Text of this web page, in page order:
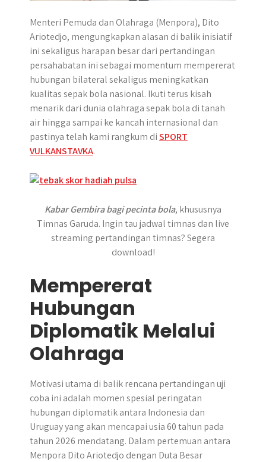
Menteri Pemuda dan Olahraga (Menpora), Dito
Ariotedjo, mengungkapkan alasan di balik inisiatif
ini sekaligus harapan besar dari pertandingan
persahabatan ini sebagai momentum mempererat
hubungan bilateral sekaligus meningkatkan
kualitas sepak bola nasional. Ikuti terus kisah
menarik dari dunia olahraga sepak bola di tanah
air hingga sampai ke kancah internasional dan
pastinya telah kami rangkum diSPORT
VULKANSTAVKA.
Kabar Gembira bagi pecinta bola, khususnya
Timnas Garuda. Ingin tau jadwal timnas dan live
streaming pertandingan timnas? Segera
download!
Mempererat
Hubungan
Diplomatik Melalui
Olahraga
Motivasi utama di balik rencana pertandingan uji
coba ini adalah momen spesial peringatan
hubungan diplomatik antara Indonesia dan
Uruguay yang akan mencapai usia 60 tahun pada
tahun 2026 mendatang. Dalam pertemuan antara
Menpora Dito Ariotedjo dengan Duta Besar